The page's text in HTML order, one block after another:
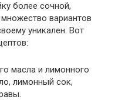
более сочной,
вариантов
уникален. Вот
масла и лимонного
лимонный сок,